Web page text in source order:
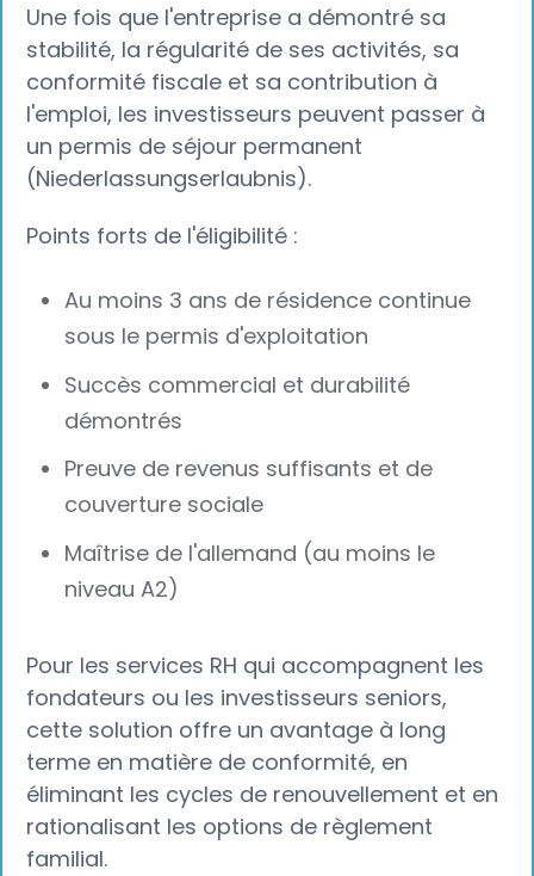
Une fois que l'entreprise a démontré sa
stabilité, la régularité de ses activités, sa
conformité fiscale et sa contribution à
l'emploi, les investisseurs peuvent passer à
un permis de séjour permanent
(Niederlassungserlaubnis).
Points forts de l'éligibilité :
Au moins 3 ans de résidence continue
sous le permis d'exploitation
Succès commercial et durabilité
démontrés
Preuve de revenus suffisants et de
couverture sociale
Maîtrise de l'allemand (au moins le
niveau A2)
Pour les services RH qui accompagnent les
fondateurs ou les investisseurs seniors,
cette solution offre un avantage à long
terme en matière de conformité, en
éliminant les cycles de renouvellement et en
rationalisant les options de règlement
familial.